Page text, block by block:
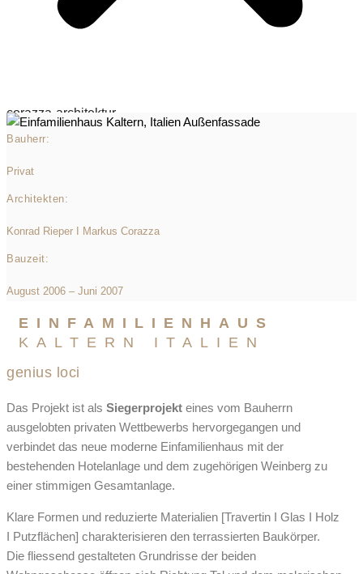
corazza-architektur
Bauherr:
Privat
Architekten:
Konrad Rieper I Markus Corazza
Bauzeit:
August 2006 – Juni 2007
EINFAMILIENHAUS
KALTERN ITALIEN
genius loci
Das Projekt ist als Siegerprojekt eines vom Bauherrn
ausgelobten privaten Wettbewerbs hervorgegangen und
verbindet das neue moderne Einfamilienhaus mit der
bestehenden Hotelanlage und dem zugehörigen Weinberg zu
einer stimmigen Gesamtanlage.
Klare Formen und reduzierte Materialien [Travertin I Glas I Holz
I Putzflächen] charakterisieren den terrassierten Baukörper.
Die fliessend gestalteten Grundrisse der beiden